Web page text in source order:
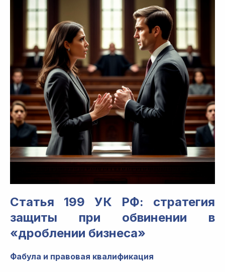
Статья 199 УК РФ: стратегия
защиты при обвинении в
«дроблении бизнеса»
Фабула и правовая квалификация